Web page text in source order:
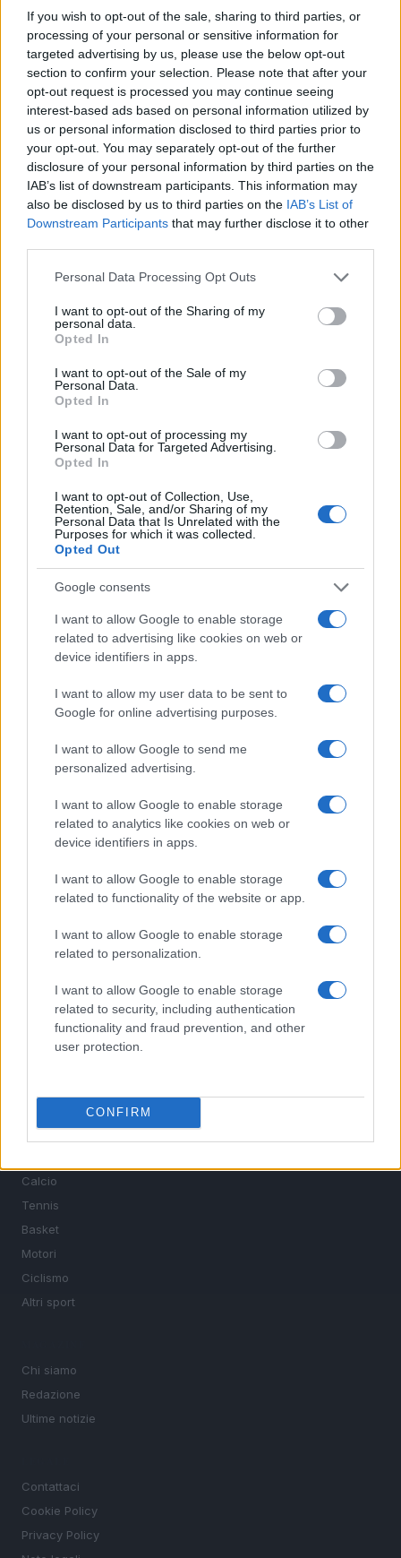
If you wish to opt-out of the sale, sharing to third parties, or
processing of your personal or sensitive information for
targeted advertising by us, please use the below opt-out
section to confirm your selection. Please note that after your
opt-out request is processed you may continue seeing
interest-based ads based on personal information utilized by
us or personal information disclosed to third parties prior to
your opt-out. You may separately opt-out of the further
disclosure of your personal information by third parties on the
IAB’s list of downstream participants. This information may
also be disclosed by us to third parties on the IAB’s List of
Downstream Participants that may further disclose it to other
Please note that this website/app uses one or more Google
not limited to your visit or usage behaviour. You may click to
grant or deny consent to Google and its third-party tags to
use your data for below specified purposes in below Google
consent section.
Personal Data Processing Opt Outs
I want to opt-out of the Sharing of my
personal data.
Opted In
I want to opt-out of the Sale of my
Personal Data.
Opted In
I want to opt-out of processing my
Personal Data for Targeted Advertising.
Opted In
I want to opt-out of Collection, Use,
Retention, Sale, and/or Sharing of my
Personal Data that Is Unrelated with the
Purposes for which it was collected.
Opted Out
Google consents
I want to allow Google to enable storage
related to advertising like cookies on web or
device identifiers in apps.
I want to allow my user data to be sent to
Google for online advertising purposes.
I want to allow Google to send me
personalized advertising.
I want to allow Google to enable storage
related to analytics like cookies on web or
device identifiers in apps.
I want to allow Google to enable storage
related to functionality of the website or app.
I want to allow Google to enable storage
related to personalization.
I want to allow Google to enable storage
related to security, including authentication
functionality and fraud prevention, and other
user protection.
CONFIRM
Dall’Europeo Under 19 alla Serie B: il percorso di
Alessandro Dellavalle
Andrea Conforti · 6 Ago 2026
CALCIO
Il ritorno di Raul Jimenez al Wolves: storia, numeri e
passione
Francesca Lombardi · 6 Ago 2026
PIÙ LETTI
Chouchaa: chi è il calciatore algerino?
Lazio e Milan: tutti gli ex calciatori che hanno
Union Berlino-Cagliari: dove vedere l’amichevole
estiva in diretta
Chi è Sara Gama: fidanzato, figli e vita privata
Sportmagazine: notizie, approfondimenti e classifiche su
calcio, basket, tennis, ciclismo, motori, Formula 1,
MotoGP e Olimpiadi. Le ultime news dalle competizioni
nazionali e internazionali, gli highlight delle partite, le
sport.
Calcio
Tennis
Basket
Motori
Ciclismo
Altri sport
Chi siamo
Redazione
Ultime notizie
Contattaci
Cookie Policy
Privacy Policy